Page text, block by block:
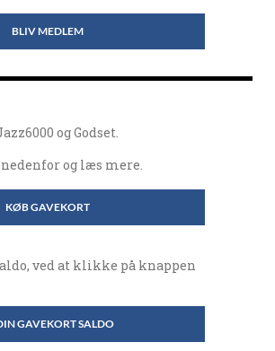
BLIV MEDLEM
og Godset.
og læs mere.
KØB GAVEKORT
ved at klikke på knappen
GAVEKORT SALDO